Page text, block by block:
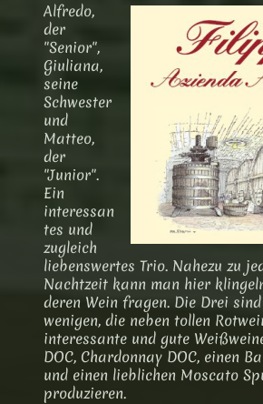
Alfredo,
der
"Senior",
Giuliana,
seine
Schwester
und
Matteo,
der
"Junior".
Ein
interessan
tes und
zugleich
liebenswertes Trio. Nahezu zu
Nachtzeit kann man hier
deren Wein fragen. Die Drei
wenigen, die neben tollen
interessante und gute
DOC, Chardonnay DOC, einen
und einen lieblichen Moscato
produzieren.